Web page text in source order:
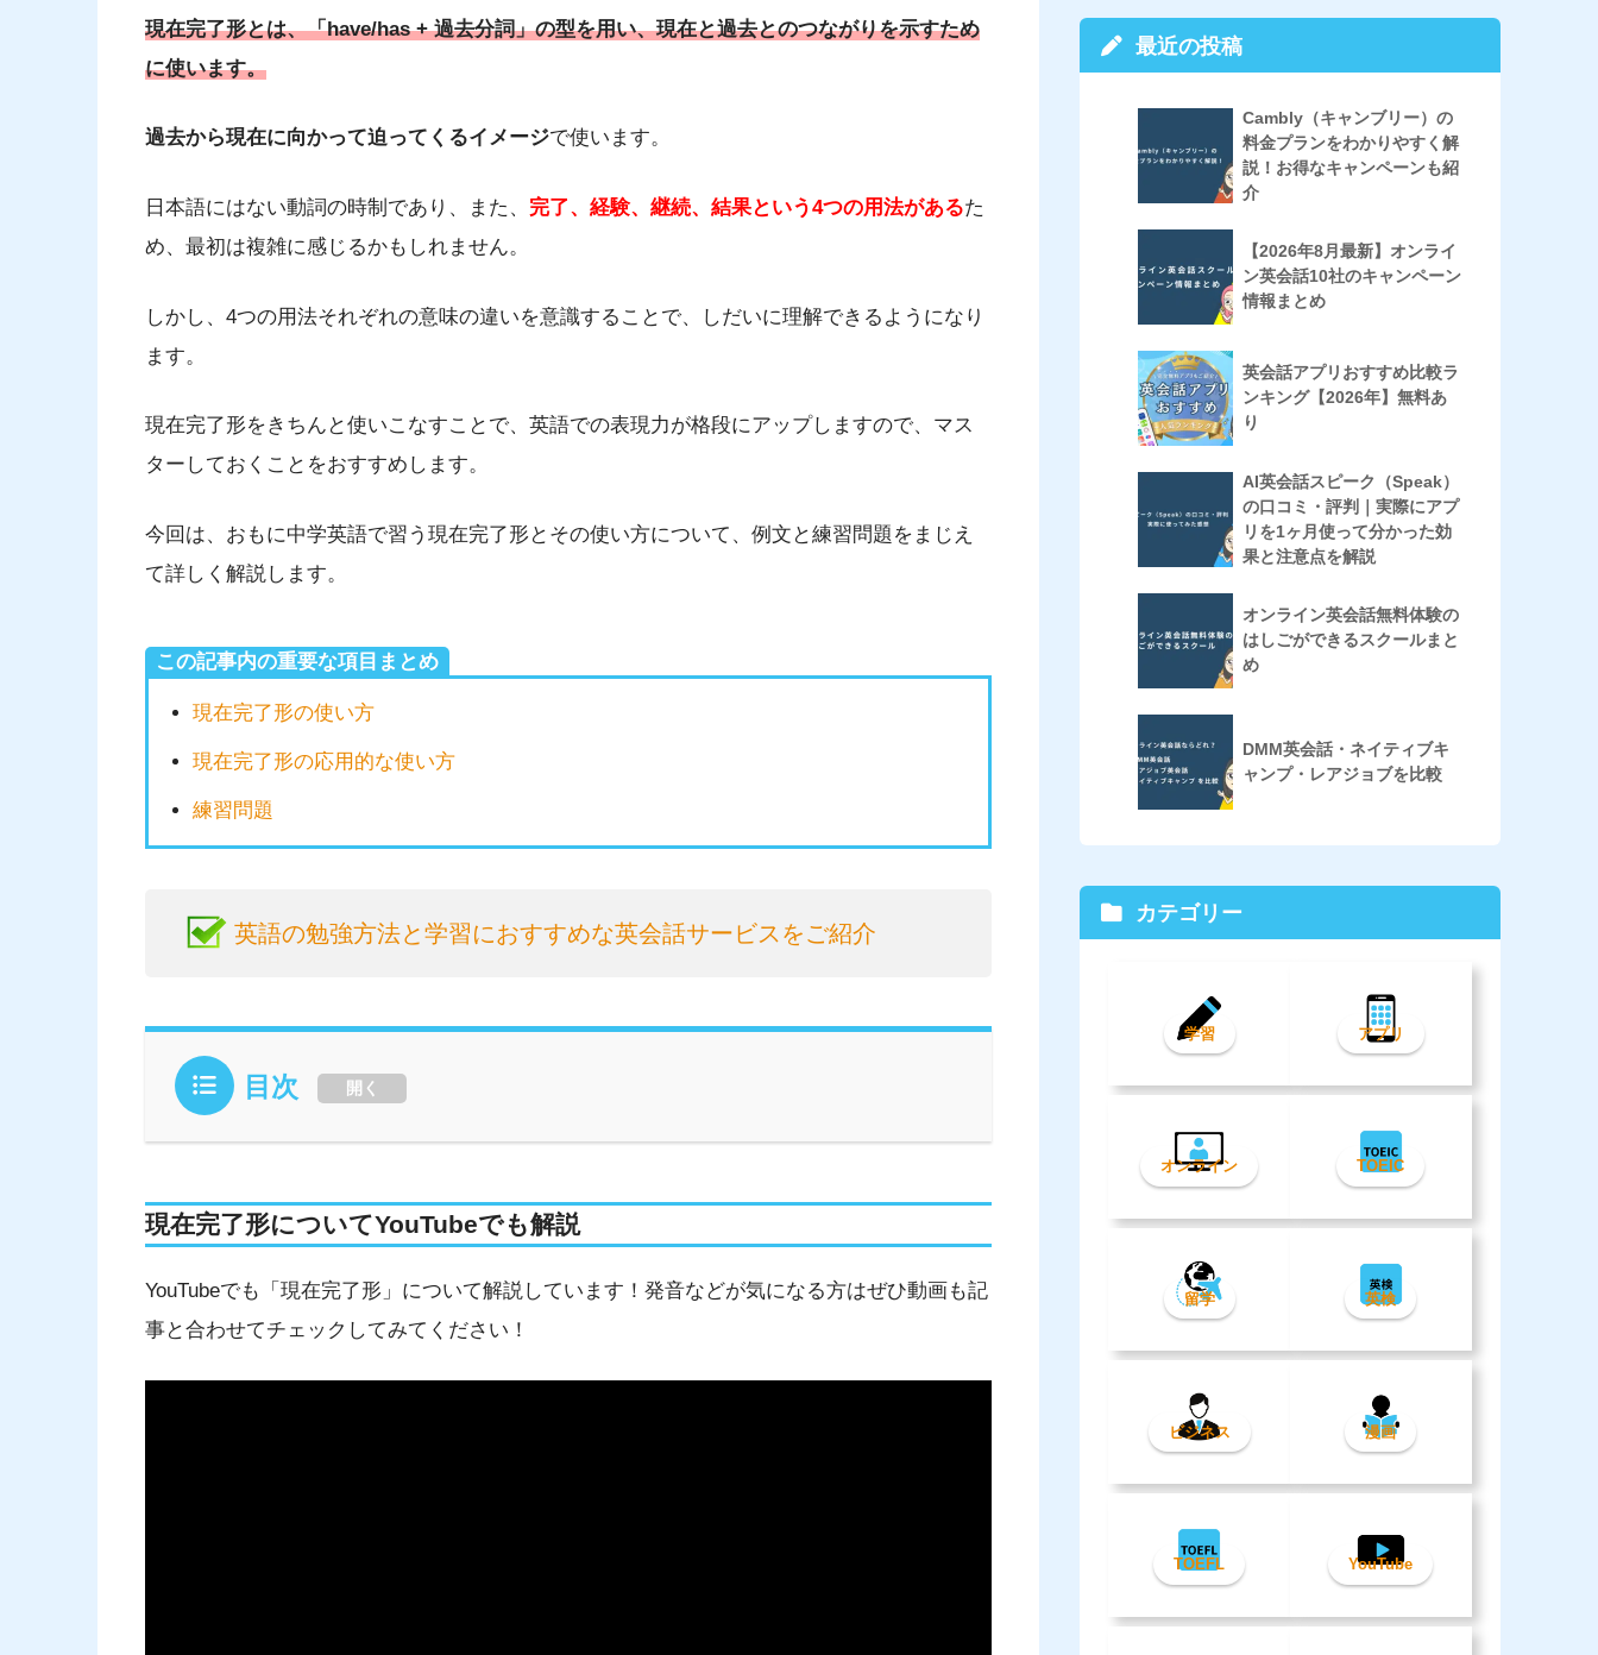
現在完了形とは、「have/has + 過去分詞」の型を用い、現在と過去とのつながりを示すため
に使います。
過去から現在に向かって迫ってくるイメージで使います。
日本語にはない動詞の時制であり、また、 完了、経験、継続、結果という4つの用法があるた
め、最初は複雑に感じるかもしれません。
しかし、4つの用法それぞれの意味の違いを意識することで、しだいに理解できるようになり
ます。
現在完了形をきちんと使いこなすことで、英語での表現力が格段にアップしますので、マス
ターしておくことをおすすめします。
今回は、おもに中学英語で習う現在完了形とその使い方について、例文と練習問題をまじえ
て詳しく解説します。
この記事内の重要な項目まとめ
現在完了形の使い方
現在完了形の応用的な使い方
練習問題
英語の勉強方法と学習におすすめな英会話サービスをご紹介
目次 開く
現在完了形についてYouTubeでも解説
YouTubeでも「現在完了形」について解説しています！発音などが気になる方はぜひ動画も記
事と合わせてチェックしてみてください！
最近の投稿
Cambly（キャンブリー）の
料金プランをわかりやすく解
説！お得なキャンペーンも紹
介
【2026年8月最新】オンライ
ン英会話10社のキャンペーン
情報まとめ
英会話アプリおすすめ比較ラ
ンキング【2026年】無料あ
り
AI英会話スピーク（Speak）
の口コミ・評判｜実際にアプ
リを1ヶ月使って分かった効
果と注意点を解説
オンライン英会話無料体験の
はしごができるスクールまと
め
DMM英会話・ネイティブキ
ャンプ・レアジョブを比較
カテゴリー
学習 アプリ
オンライン TOEIC
留学 英検
ビジネス 漫画
TOEFL YouTube